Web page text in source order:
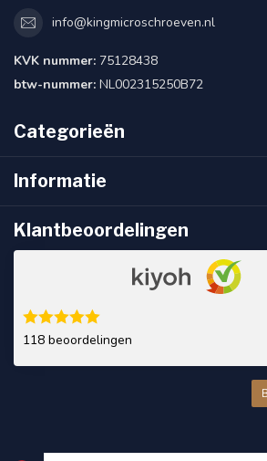
info@kingmicroschroeven.nl
KVK nummer: 75128438
btw-nummer: NL002315250B72
Categorieën
Informatie
Klantbeoordelingen
118 beoordelingen